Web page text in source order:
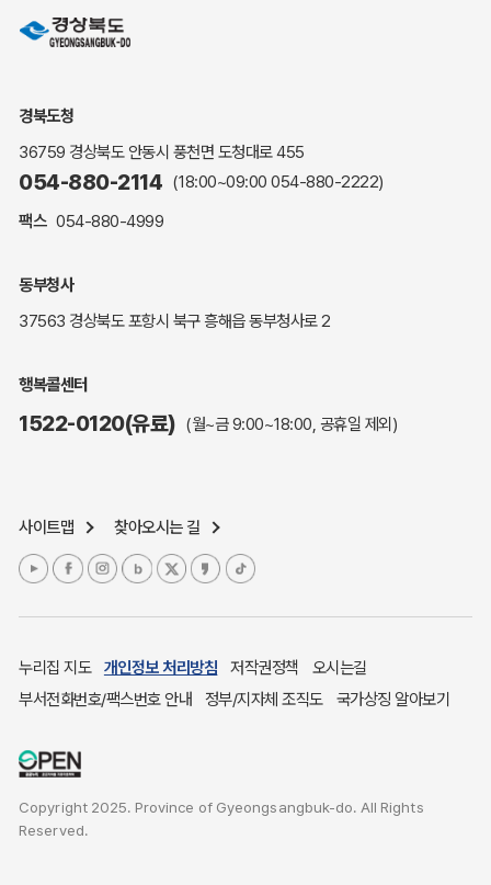
민원상담
민원안내
해명·설명자료
자주하는 질문
복지신문고
세입세출예산서
업무추진비 공개
주민참여예산제도
여성복지
장애인 복지시책
귀농귀촌종합지원센터
부동산중개보수 안내
경북도청
36759 경상북도 안동시 풍천면 도청대로 455
054-880-2114 (18:00~09:00 054-880-2222)
팩스 054-880-4999
동부청사
37563 경상북도 포항시 북구 흥해읍 동부청사로 2
행복콜센터
1522-0120(유료) (월~금 9:00~18:00, 공휴일 제외)
사이트맵 찾아오시는 길
누리집 지도 개인정보 처리방침 저작권정책
오시는길
부서전화번호/팩스번호 안내
정부/지자체 조직도 국가상징 알아보기
Copyright 2025. Province of Gyeongsangbuk-do. All Rights
Reserved.